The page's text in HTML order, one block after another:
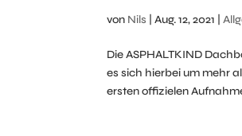
von Nils |Aug. 12, 2021 |
Die ASPHALTKIND
es sich hierbei um mehr
ersten offizielen